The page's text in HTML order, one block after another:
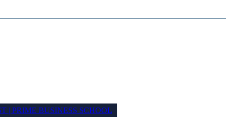
| PRIME BUSINESS SCHOOL